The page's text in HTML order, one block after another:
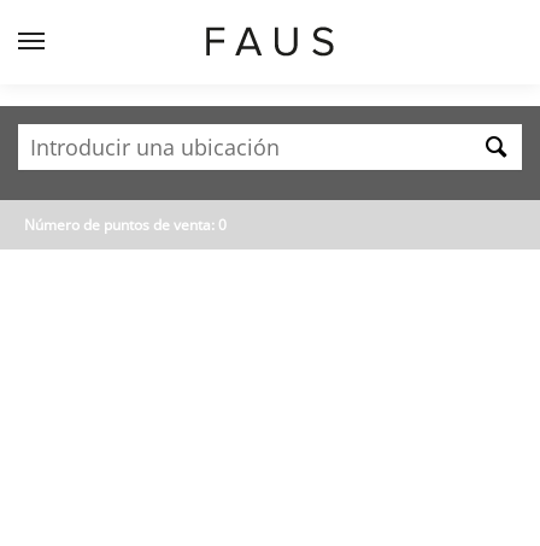
Número de puntos de venta: 0